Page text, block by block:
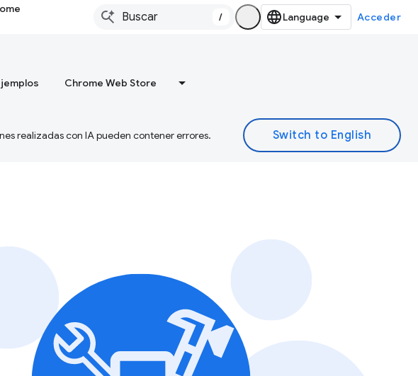
/ Acceder
Chrome Web Store
realizadas con IA pueden contener errores.